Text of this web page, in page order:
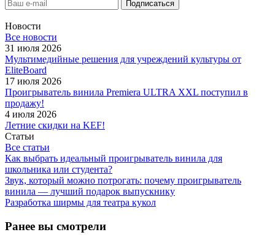
Новости
Все новости
31 июля 2026
Мультимедийные решения для учреждений культуры от
EliteBoard
17 июля 2026
Проигрыватель винила Premiera ULTRA XXL поступил в
продажу!
4 июля 2026
Летние скидки на KEF!
Статьи
Все статьи
Как выбрать идеальный проигрыватель винила для
школьника или студента?
Звук, который можно потрогать: почему проигрыватель
винила — лучший подарок выпускнику
Разработка ширмы для театра кукол
Ранее вы смотрели